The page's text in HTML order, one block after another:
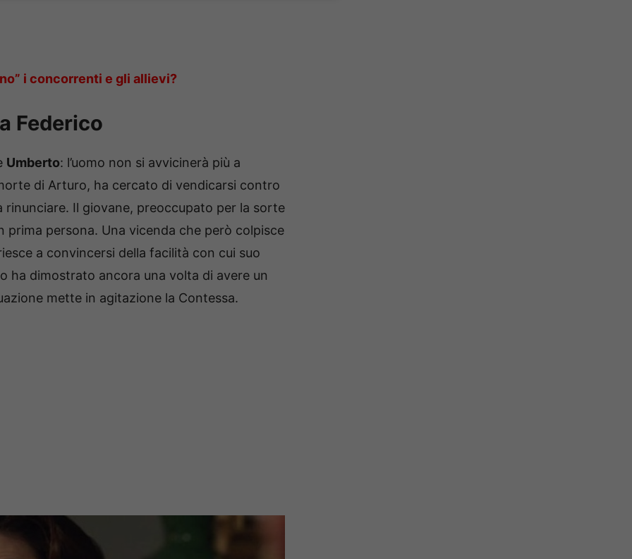
i concorrenti e gli allievi?
Federico
Umberto: l’uomo non si avvicinerà più a
di Arturo, ha cercato di vendicarsi contro
Il giovane, preoccupato per la sorte
prima persona. Una vicenda che però colpisce
a convincersi della facilità con cui suo
ha dimostrato ancora una volta di avere un
mette in agitazione la Contessa.